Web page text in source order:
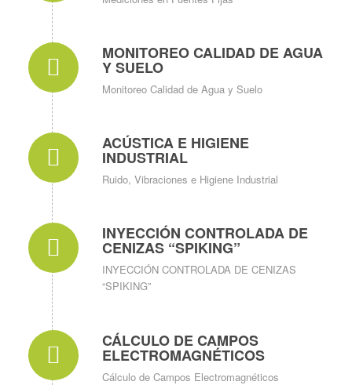
MONITOREO CALIDAD DE AGUA
Y SUELO
Monitoreo Calidad de Agua y Suelo
ACÚSTICA E HIGIENE
INDUSTRIAL
Ruido, Vibraciones e Higiene Industrial
INYECCIÓN CONTROLADA DE
CENIZAS “SPIKING”
INYECCIÓN CONTROLADA DE CENIZAS
“SPIKING”
CÁLCULO DE CAMPOS
ELECTROMAGNÉTICOS
Cálculo de Campos Electromagnéticos